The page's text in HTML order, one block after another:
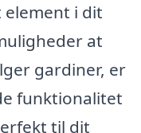
i dit
at
gardiner, er
funktionalitet
til dit